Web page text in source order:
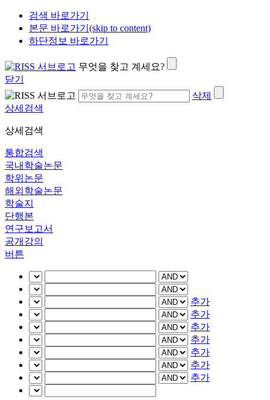
검색 바로가기
본문 바로가기(skip to content)
하단정보 바로가기
무엇을 찾고 계세요?
닫기
삭제
상세검색
상세검색
통합검색
국내학술논문
학위논문
해외학술논문
학술지
단행본
연구보고서
공개강의
버튼
추가
추가
추가
추가
추가
추가
추가